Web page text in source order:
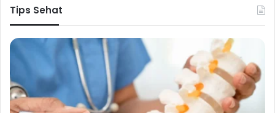
Tips Sehat